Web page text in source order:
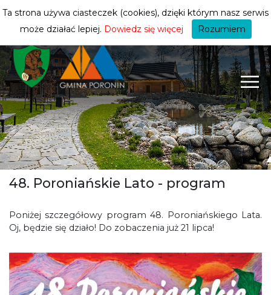
turysty
48. Poroniańskie Lato - program
Poniżej szczegółowy program 48. Poroniańskiego Lata.
Oj, będzie się działo! Do zobaczenia już 21 lipca!
Ta strona używa ciasteczek (cookies), dzięki którym nasz serwis
może działać lepiej. Dowiedz się więcej Rozumiem